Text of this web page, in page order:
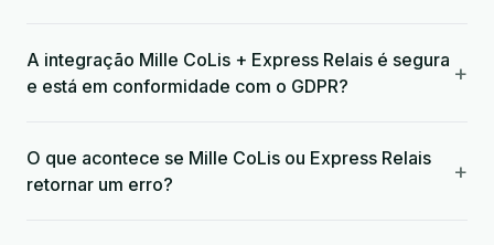
A integração Mille CoLis + Express Relais é segura
e está em conformidade com o GDPR?
+
O que acontece se Mille CoLis ou Express Relais
retornar um erro?
+